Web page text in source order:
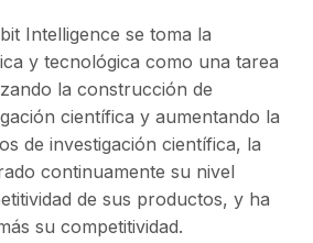
Intelligence se toma la
y tecnológica como una tarea
la construcción de
científica y aumentando la
de investigación científica, la
continuamente su nivel
de sus productos, y ha
su competitividad.